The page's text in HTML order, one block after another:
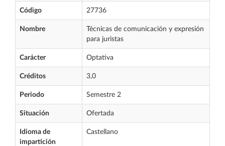
Código 27736
Nombre
Técnicas de comunicación y expresión
para juristas
Carácter Optativa
Créditos 3,0
Periodo Semestre 2
Situación Ofertada
Idioma de
impartición
Castellano